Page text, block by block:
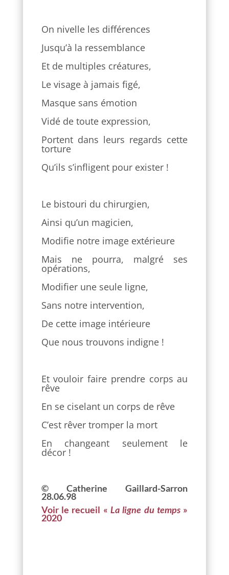
On nivelle les différences
Jusqu’à la ressemblance
Et de multiples créatures,
Le visage à jamais figé,
Masque sans émotion
Vidé de toute expression,
Portent dans leurs regards cette
torture
Qu’ils s’infligent pour exister !
Le bistouri du chirurgien,
Ainsi qu’un magicien,
Modifie notre image extérieure
Mais ne pourra, malgré ses
opérations,
Modifier une seule ligne,
Sans notre intervention,
De cette image intérieure
Que nous trouvons indigne !
Et vouloir faire prendre corps au
rêve
En se ciselant un corps de rêve
C’est rêver tromper la mort
En changeant seulement le
décor !
© Catherine Gaillard-Sarron
28.06.98
Voir le recueil « La ligne du temps »
2020